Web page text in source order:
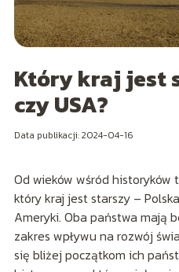
Który kraj jest
czy USA?
Data publikacji: 2024-04-16
Od wieków wśród historyków
który kraj jest starszy –
Ameryki. Oba państwa mają
zakres wpływu na rozwój
się bliżej początkom ich